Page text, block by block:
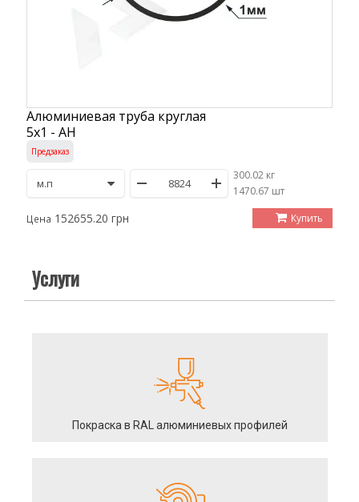
Алюминиевая труба круглая
5х1 - АН
Предзаказ
300.02 кг
/1470.67 шт
Цена 152655.20 грн Купить
Услуги
Покраска в RAL алюминиевых профилей